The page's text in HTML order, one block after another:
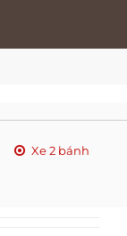
Xe 2 bánh